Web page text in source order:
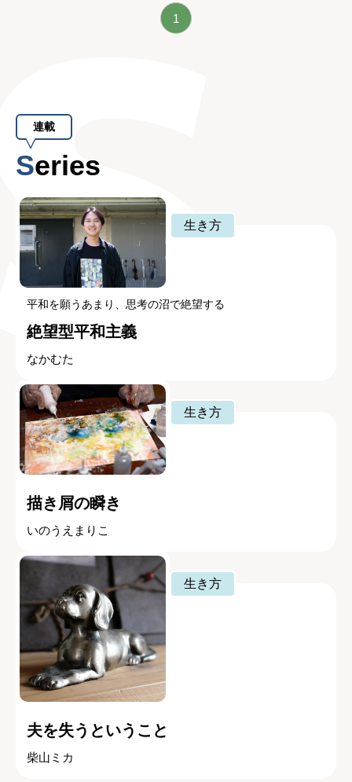
1
連載
Series
生き方
平和を願うあまり、思考の沼で絶望する
絶望型平和主義
なかむた
生き方
描き屑の瞬き
いのうえまりこ
生き方
夫を失うということ
柴山ミカ